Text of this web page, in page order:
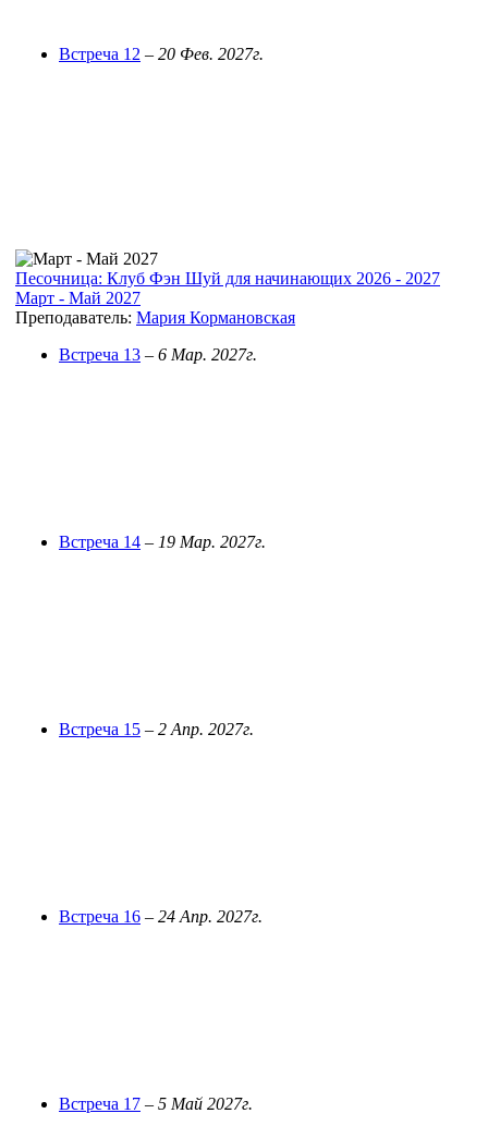
Встреча 12 – 20 Фев. 2027г.
Песочница: Клуб Фэн Шуй для начинающих 2026 - 2027
Март - Май 2027
Преподаватель: Мария Кормановская
Встреча 13 – 6 Мар. 2027г.
Встреча 14 – 19 Мар. 2027г.
Встреча 15 – 2 Апр. 2027г.
Встреча 16 – 24 Апр. 2027г.
Встреча 17 – 5 Май 2027г.